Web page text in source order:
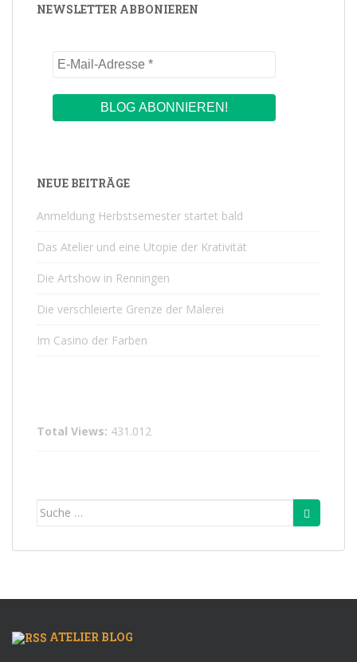
NEWSLETTER ABBONIEREN
NEUE BEITRÄGE
Anmeldung Herbstsemester startet bald
Das Atelier und eine Utopie der Krativität
Die Artshow in Renningen
Die verschleierte Grenze der Malerei
Im Casino der Farben
Total Views: 431.012
Suche
ATELIER BLOG